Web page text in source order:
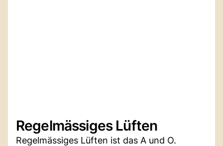
Regelmässiges Lüften
Regelmässiges Lüften ist das A und O.